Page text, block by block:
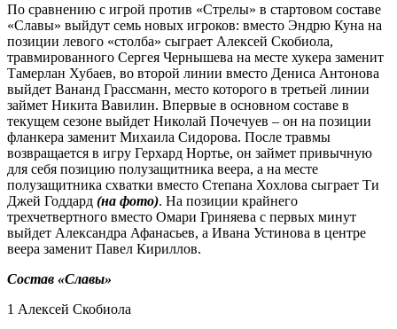
По сравнению с игрой против «Стрелы» в стартовом составе
«Славы» выйдут семь новых игроков: вместо Эндрю Куна на
позиции левого «столба» сыграет Алексей Скобиола,
травмированного Сергея Чернышева на месте хукера заменит
Тамерлан Хубаев, во второй линии вместо Дениса Антонова
выйдет Вананд Грассманн, место которого в третьей линии
займет Никита Вавилин. Впервые в основном составе в
текущем сезоне выйдет Николай Почечуев – он на позиции
фланкера заменит Михаила Сидорова. После травмы
возвращается в игру Герхард Нортье, он займет привычную
для себя позицию полузащитника веера, а на месте
полузащитника схватки вместо Степана Хохлова сыграет Ти
Джей Годдард (на фото). На позиции крайнего
трехчетвертного вместо Омари Гриняева с первых минут
выйдет Александра Афанасьев, а Ивана Устинова в центре
веера заменит Павел Кириллов.
Состав «Славы»
1 Алексей Скобиола